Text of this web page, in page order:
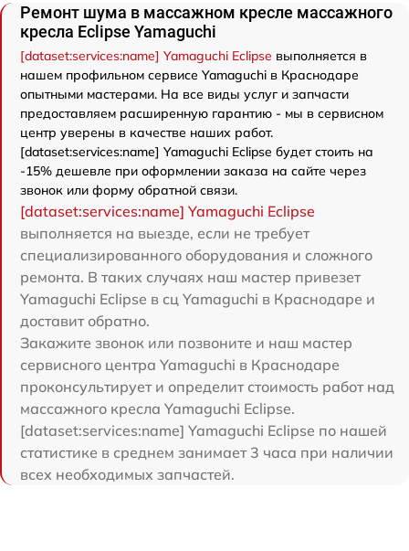
Ремонт шума в массажном кресле массажного
кресла Eclipse Yamaguchi
[dataset:services:name] Yamaguchi Eclipse выполняется в
нашем профильном сервисе Yamaguchi в Краснодаре
опытными мастерами. На все виды услуг и запчасти
предоставляем расширенную гарантию - мы в сервисном
центр уверены в качестве наших работ.
[dataset:services:name] Yamaguchi Eclipse будет стоить на
-15% дешевле при оформлении заказа на сайте через
звонок или форму обратной связи.
[dataset:services:name] Yamaguchi Eclipse
выполняется на выезде, если не требует
специализированного оборудования и сложного
ремонта. В таких случаях наш мастер привезет
Yamaguchi Eclipse в сц Yamaguchi в Краснодаре и
доставит обратно.
Закажите звонок или позвоните и наш мастер
сервисного центра Yamaguchi в Краснодаре
проконсультирует и определит стоимость работ над
массажного кресла Yamaguchi Eclipse.
[dataset:services:name] Yamaguchi Eclipse по нашей
статистике в среднем занимает 3 часа при наличии
всех необходимых запчастей.